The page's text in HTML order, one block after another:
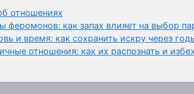
отношениях
феромонов: как запах влияет на выбор
и время: как сохранить искру через
отношения: как их распознать и